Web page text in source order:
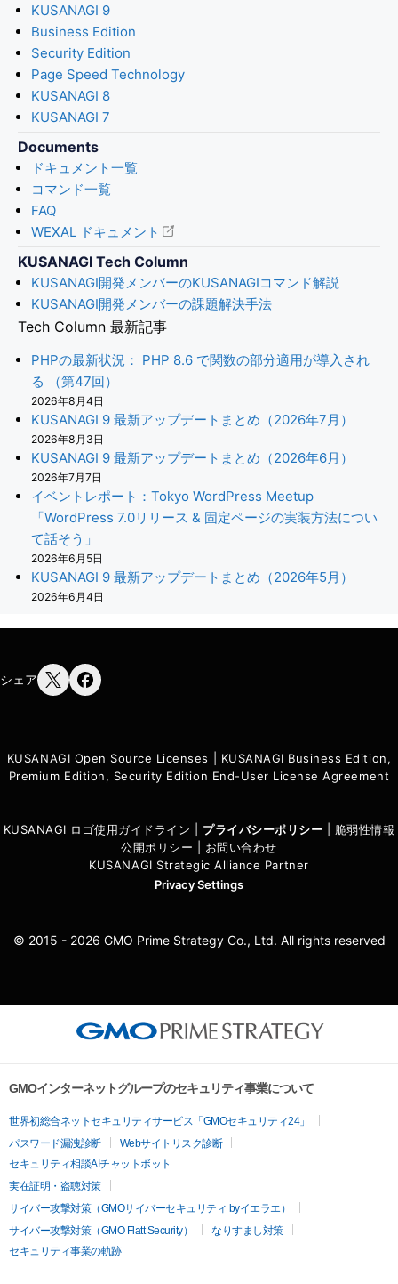
KUSANAGI 9
Business Edition
Security Edition
Page Speed Technology
KUSANAGI 8
KUSANAGI 7
Documents
ドキュメント一覧
コマンド一覧
FAQ
WEXAL ドキュメント
KUSANAGI Tech Column
KUSANAGI開発メンバーのKUSANAGIコマンド解説
KUSANAGI開発メンバーの課題解決手法
Tech Column 最新記事
PHPの最新状況： PHP 8.6 で関数の部分適用が導入され
る （第47回）
2026年8月4日
KUSANAGI 9 最新アップデートまとめ（2026年7月）
2026年8月3日
KUSANAGI 9 最新アップデートまとめ（2026年6月）
2026年7月7日
イベントレポート：Tokyo WordPress Meetup
「WordPress 7.0リリース & 固定ページの実装方法につい
て話そう」
2026年6月5日
KUSANAGI 9 最新アップデートまとめ（2026年5月）
2026年6月4日
シェア
KUSANAGI Open Source Licenses
KUSANAGI Business Edition,
Premium Edition, Security Edition End-User License Agreement
KUSANAGI ロゴ使用ガイドライン プライバシーポリシー
脆弱性情報
公開ポリシー
お問い合わせ
KUSANAGI Strategic Alliance Partner
Privacy Settings
© 2015 - 2026 GMO Prime Strategy Co., Ltd. All rights reserved
GMOインターネットグループのセキュリティ事業について
世界初総合ネットセキュリティサービス「GMOセキュリティ24」
パスワード漏洩診断
Webサイトリスク診断
セキュリティ相談AIチャットボット
実在証明・盗聴対策
サイバー攻撃対策（GMOサイバーセキュリティ byイエラエ）
サイバー攻撃対策（GMO Flatt Security）
なりすまし対策
セキュリティ事業の軌跡